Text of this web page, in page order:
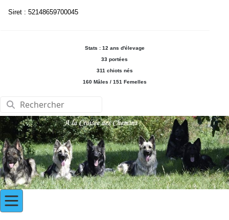
Siret : 52148659700045
Stats : 12 ans d'élevage
33 portées
311 chiots nés
160 Mâles / 151 Femelles